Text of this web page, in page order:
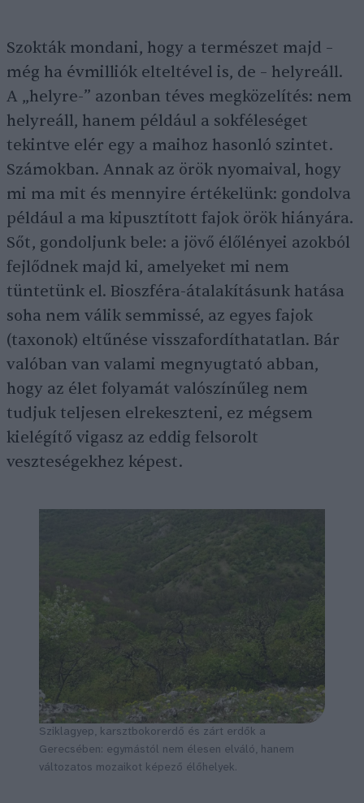
Szokták mondani, hogy a természet majd –
még ha évmilliók elteltével is, de – helyreáll.
A „helyre-” azonban téves megközelítés: nem
helyreáll, hanem például a sokféleséget
tekintve elér egy a maihoz hasonló szintet.
Számokban. Annak az örök nyomaival, hogy
mi ma mit és mennyire értékelünk: gondolva
például a ma kipusztított fajok örök hiányára.
Sőt, gondoljunk bele: a jövő élőlényei azokból
fejlődnek majd ki, amelyeket mi nem
tüntetünk el. Bioszféra-átalakításunk hatása
soha nem válik semmissé, az egyes fajok
(taxonok) eltűnése visszafordíthatatlan. Bár
valóban van valami megnyugtató abban,
hogy az élet folyamát valószínűleg nem
tudjuk teljesen elrekeszteni, ez mégsem
kielégítő vigasz az eddig felsorolt
veszteségekhez képest.
Sziklagyep, karsztbokorerdő és zárt erdők a
Gerecsében: egymástól nem élesen elváló, hanem
változatos mozaikot képező élőhelyek.